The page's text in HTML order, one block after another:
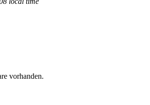
vorhanden.